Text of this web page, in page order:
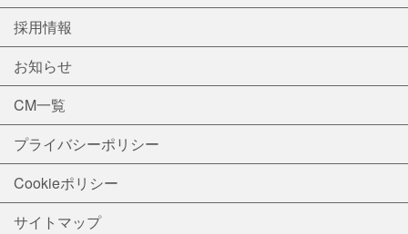
採用情報
お知らせ
CM一覧
プライバシーポリシー
Cookieポリシー
サイトマップ